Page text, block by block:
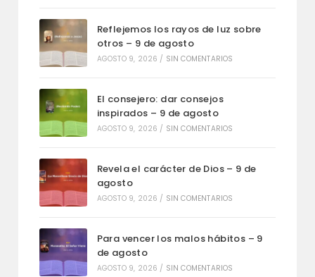
Reflejemos los rayos de luz sobre
otros – 9 de agosto
AGOSTO 9, 2026 / SIN COMENTARIOS
El consejero: dar consejos
inspirados – 9 de agosto
AGOSTO 9, 2026 / SIN COMENTARIOS
Revela el carácter de Dios – 9 de
agosto
AGOSTO 9, 2026 / SIN COMENTARIOS
Para vencer los malos hábitos – 9
de agosto
AGOSTO 9, 2026 / SIN COMENTARIOS